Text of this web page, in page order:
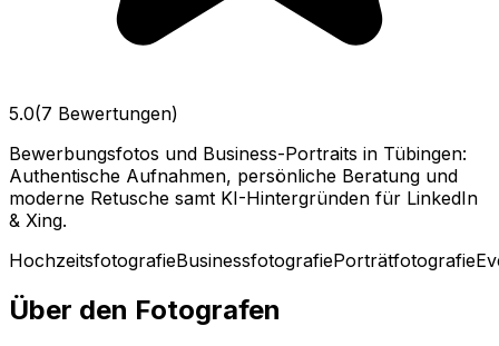
5.0(7 Bewertungen)
Bewerbungsfotos und Business-Portraits in Tübingen:
Authentische Aufnahmen, persönliche Beratung und
moderne Retusche samt KI-Hintergründen für LinkedIn
& Xing.
HochzeitsfotografieBusinessfotografiePorträtfotografie
Über den Fotografen